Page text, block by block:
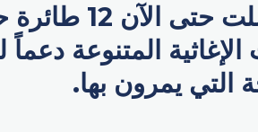
وأوضح أن
المتنوعة دعماً
يمرون بها.